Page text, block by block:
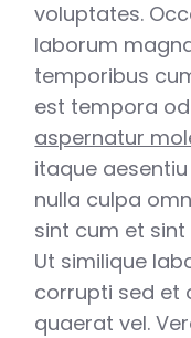
voluptates.
laborum
temporibus
est tempora
aspernatur
itaque
nulla culpa
sint cum et
Ut similique
corrupti sed et
quaerat vel.